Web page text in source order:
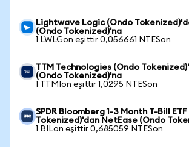
Lightwave Logic (Ondo
(Ondo Tokenized)'na
1 LWLGon eşittir 0,056661 NTESon
TTM Technologies (Ondo
(Ondo Tokenized)'na
1 TTMIon eşittir 1,0295 NTESon
SPDR Bloomberg 1-3 Month T-Bill
Tokenized)'dan NetEase (Ondo
1 BILon eşittir 0,685059 NTESon